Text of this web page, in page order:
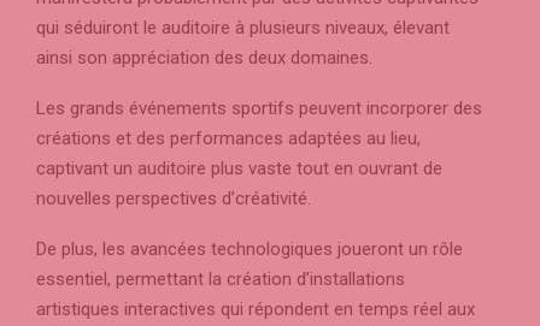
qui séduiront le auditoire à plusieurs niveaux, élevant
ainsi son appréciation des deux domaines.
Les grands événements sportifs peuvent incorporer des
créations et des performances adaptées au lieu,
captivant un auditoire plus vaste tout en ouvrant de
nouvelles perspectives d’créativité.
De plus, les avancées technologiques joueront un rôle
essentiel, permettant la création d’installations
artistiques interactives qui répondent en temps réel aux